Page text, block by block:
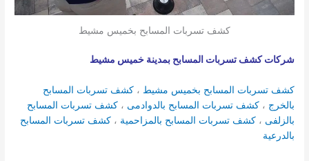
كشف تسربات المسابح بخميس مشيط
شركات كشف تسربات المسابح بمدينة خميس مشيط
كشف تسربات المسابح بخميس مشيط ،كشف تسربات المسابح
بالخرج ،كشف تسربات المسابح بالدوادمى ،كشف تسربات المسابح
بالزلفى ، كشف تسربات المسابح بالمزاحمية ،كشف تسربات المسابح
بالدرعية